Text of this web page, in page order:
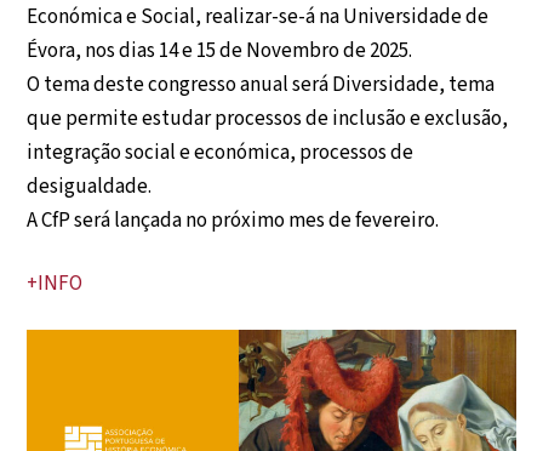
Económica e Social, realizar-se-á na Universidade de
Évora, nos dias 14 e 15 de Novembro de 2025.
O tema deste congresso anual será Diversidade, tema
que permite estudar processos de inclusão e exclusão,
integração social e económica, processos de
desigualdade.
A CfP será lançada no próximo mes de fevereiro.
+INFO